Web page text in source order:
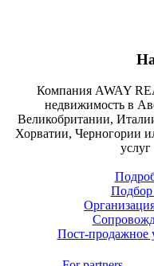
Компания AWAY
недвижимость в
Великобритании,
Хорватии, Черногории
услуг
Подбор
Пост-продажное